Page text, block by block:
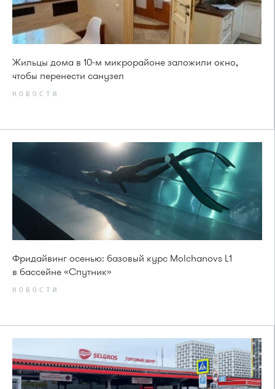
Жильцы дома в 10-м микрорайоне заложили окно,
чтобы перенести санузел
НОВОСТИ
Фридайвинг осенью: базовый курс Molchanovs L1
в бассейне «Спутник»
НОВОСТИ